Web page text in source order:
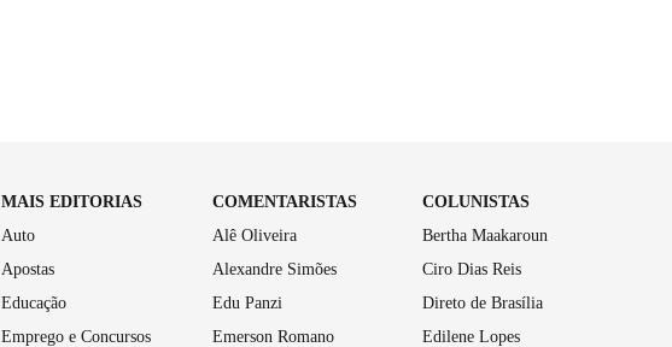
MAIS EDITORIAS
Auto
Apostas
Educação
Emprego e Concursos
COMENTARISTAS
Alê Oliveira
Alexandre Simões
Edu Panzi
Emerson Romano
COLUNISTAS
Bertha Maakaroun
Ciro Dias Reis
Direto de Brasília
Edilene Lopes